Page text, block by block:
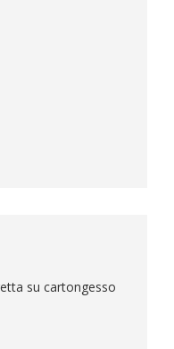
su cartongesso